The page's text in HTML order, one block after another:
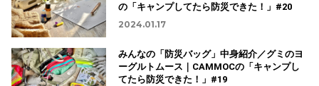
の「キャンプしてたら防災できた！」#20
2024.01.17
みんなの「防災バッグ」中身紹介／グミのヨ
ーグルトムース｜CAMMOCの「キャンプし
てたら防災できた！」#19